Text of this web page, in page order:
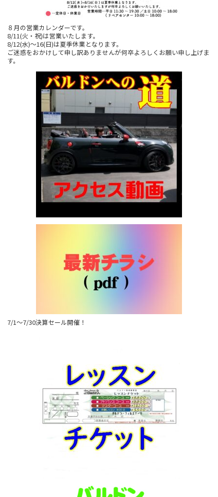
８月の営業カレンダーです。
8/11(火・祝)は営業いたします。
8/12(水)～16(日)は夏季休業となります。
ご迷惑をおかけして申し訳ありませんが何卒よろしくお願い申し上げま
す。
7/1～7/30決算セール開催！